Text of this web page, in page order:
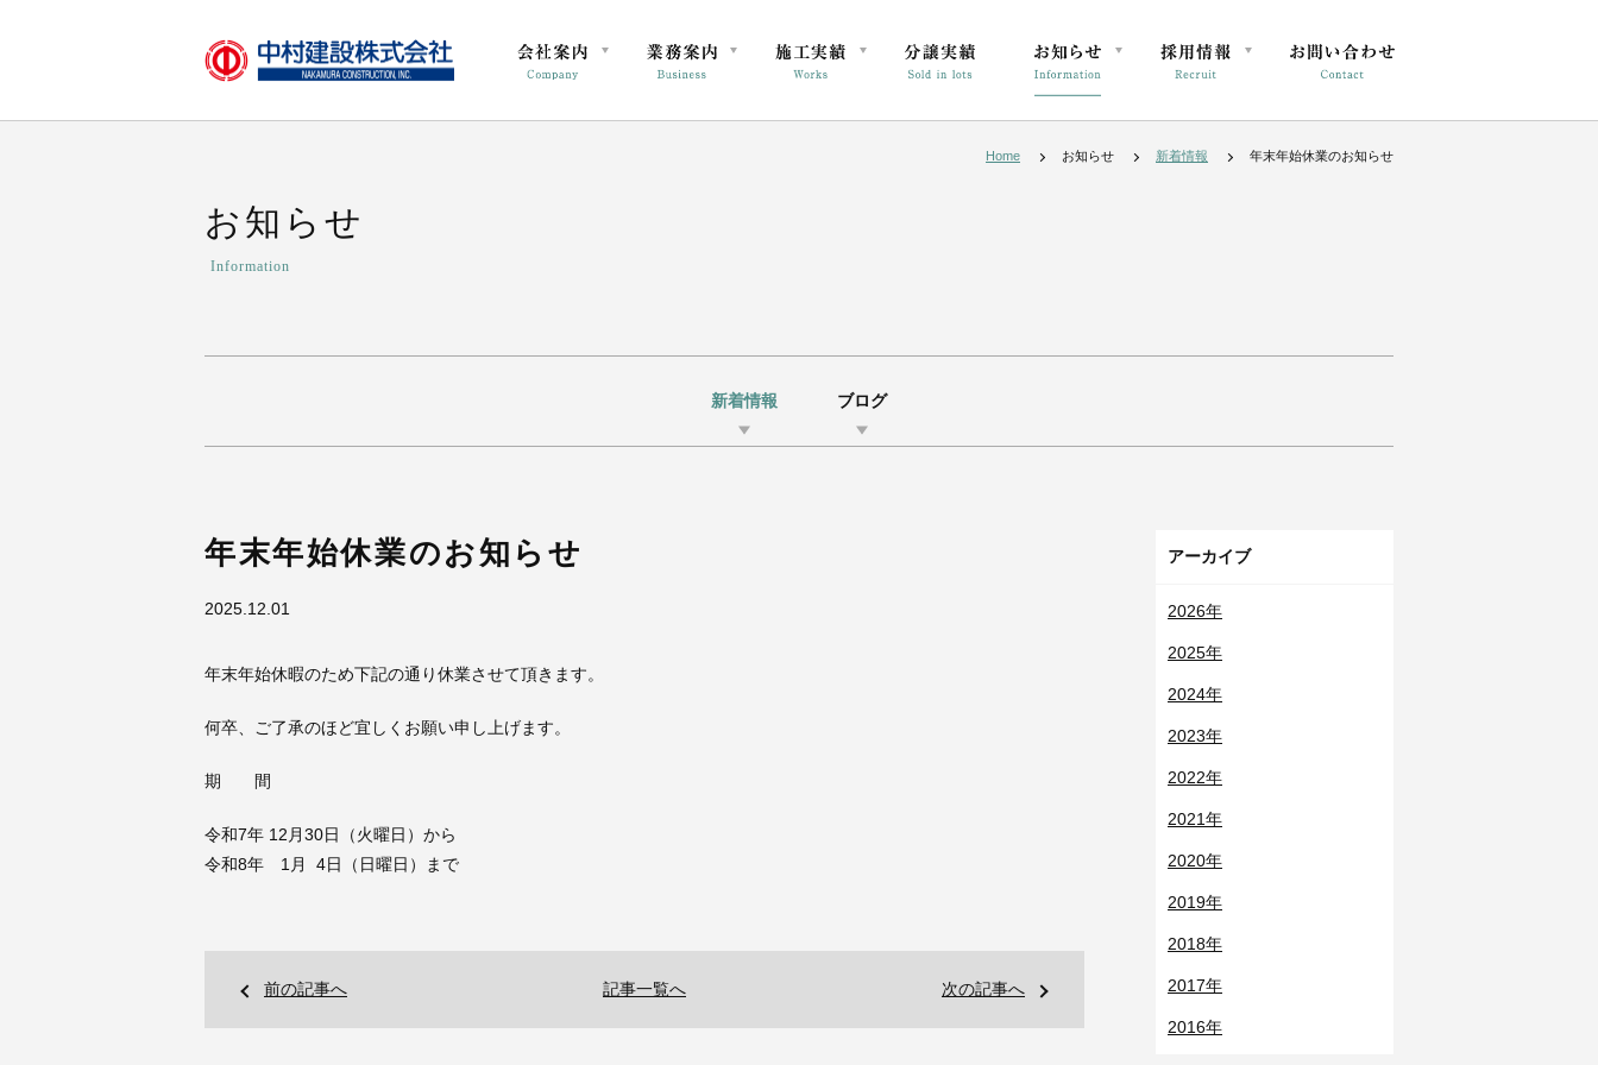
Home お知らせ 新着情報 年末年始休業のお知らせ
お知らせ
Information
新着情報 ブログ
年末年始休業のお知らせ
2025.12.01
年末年始休暇のため下記の通り休業させて頂きます。
何卒、ご了承のほど宜しくお願い申し上げます。
期 間
令和7年 12月30日（火曜日）から
令和8年 1月 4日（日曜日）まで
前の記事へ 次の記事へ
記事一覧へ
アーカイブ
2026年
2025年
2024年
2023年
2022年
2021年
2020年
2019年
2018年
2017年
2016年